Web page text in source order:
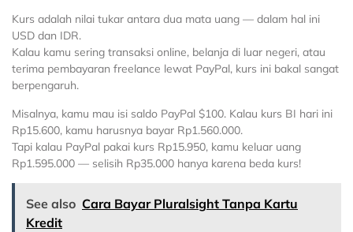
Kurs adalah nilai tukar antara dua mata uang — dalam hal ini
USD dan IDR.
Kalau kamu sering transaksi online, belanja di luar negeri, atau
terima pembayaran freelance lewat PayPal, kurs ini bakal sangat
berpengaruh.
Misalnya, kamu mau isi saldo PayPal $100. Kalau kurs BI hari ini
Rp15.600, kamu harusnya bayar Rp1.560.000.
Tapi kalau PayPal pakai kurs Rp15.950, kamu keluar uang
Rp1.595.000 — selisih Rp35.000 hanya karena beda kurs!
See also Cara Bayar Pluralsight Tanpa Kartu
Kredit